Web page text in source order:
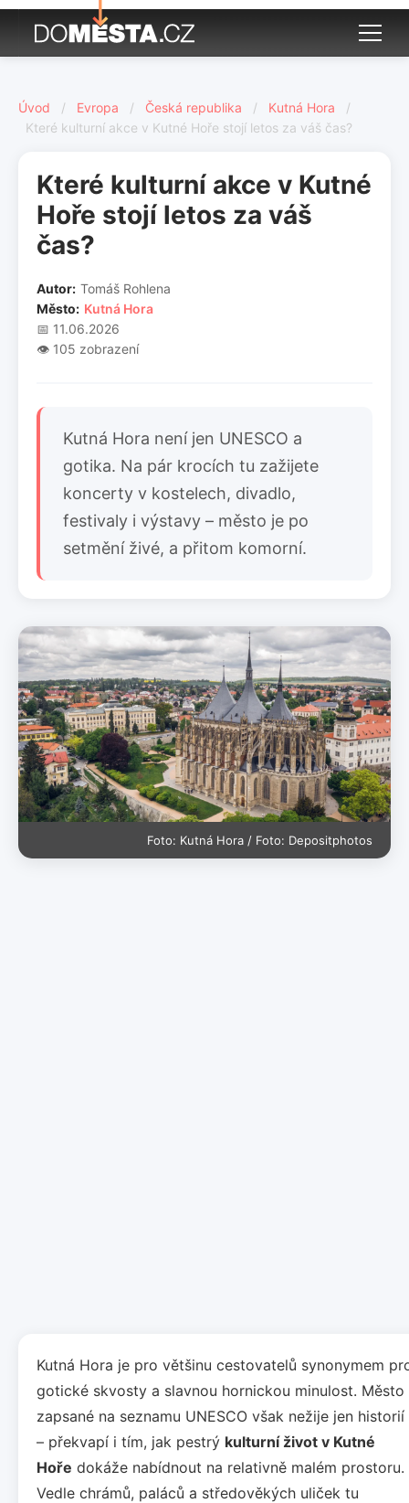
Úvod / Evropa / Česká republika / Kutná Hora
/
Které kulturní akce v Kutné Hoře stojí letos za váš čas?
Které kulturní akce v Kutné
Hoře stojí letos za váš
čas?
Autor: Tomáš Rohlena
Město: Kutná Hora
📅 11.06.2026
👁️ 105 zobrazení
Kutná Hora není jen UNESCO a
gotika. Na pár krocích tu zažijete
koncerty v kostelech, divadlo,
festivaly i výstavy – město je po
setmění živé, a přitom komorní.
Foto: Kutná Hora / Foto: Depositphotos
Kutná Hora je pro většinu cestovatelů synonymem
gotické skvosty a slavnou hornickou minulost. Město
zapsané na seznamu UNESCO však nežije jen historií
– překvapí i tím, jak pestrý kulturní život v Kutné
Hoře dokáže nabídnout na relativně malém prostoru.
Vedle chrámů, paláců a středověkých uliček tu